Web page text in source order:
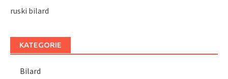
ruski bilard
KATEGORIE
Bilard